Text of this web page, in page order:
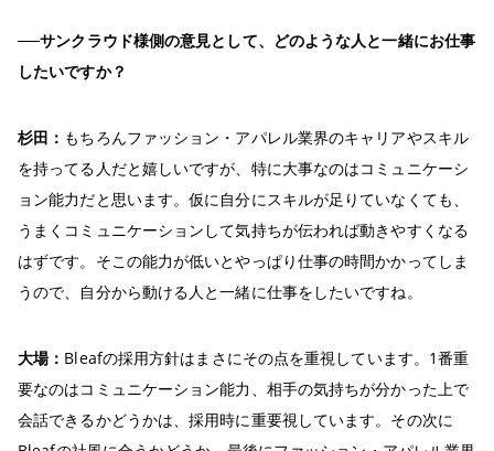
──サンクラウド様側の意見として、どのような人と一緒にお仕事
したいですか？
杉田： もちろんファッション・アパレル業界のキャリアやスキル
を持ってる人だと嬉しいですが、特に大事なのはコミュニケーシ
ョン能力だと思います。仮に自分にスキルが足りていなくても、
うまくコミュニケーションして気持ちが伝われば動きやすくなる
はずです。そこの能力が低いとやっぱり仕事の時間かかってしま
うので、自分から動ける人と一緒に仕事をしたいですね。
大場： Bleafの採用方針はまさにその点を重視しています。1番重
要なのはコミュニケーション能力、相手の気持ちが分かった上で
会話できるかどうかは、採用時に重要視しています。その次に